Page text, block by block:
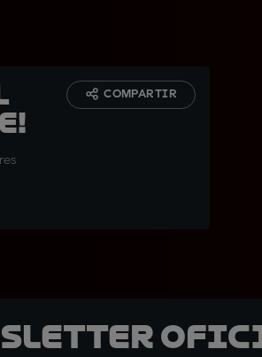
COMPARTIR